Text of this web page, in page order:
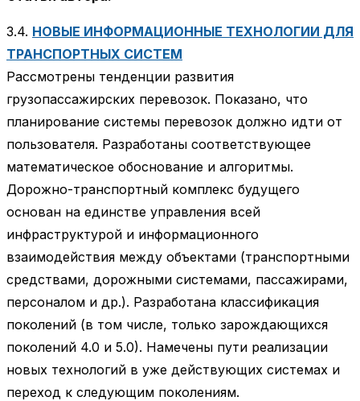
3.4. НОВЫЕ ИНФОРМАЦИОННЫЕ ТЕХНОЛОГИИ ДЛЯ
ТРАНСПОРТНЫХ СИСТЕМ
Рассмотрены тенденции развития
грузопассажирских перевозок. Показано, что
планирование системы перевозок должно идти от
пользователя. Разработаны соответствующее
математическое обоснование и алгоритмы.
Дорожно-транспортный комплекс будущего
основан на единстве управления всей
инфраструктурой и информационного
взаимодействия между объектами (транспортными
средствами, дорожными системами, пассажирами,
персоналом и др.). Разработана классификация
поколений (в том числе, только зарождающихся
поколений 4.0 и 5.0). Намечены пути реализации
новых технологий в уже действующих системах и
переход к следующим поколениям.